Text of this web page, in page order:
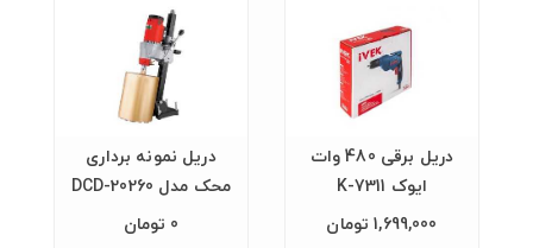
دریل نمونه برداری
محک مدل DCD-20260
0 تومان
دریل برقی 480 وات
ایوک K-7311
1,699,000 تومان